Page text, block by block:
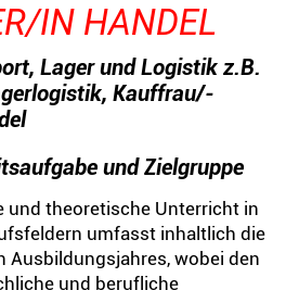
IN HANDEL
Lager und Logistik z.B.
Kauffrau/-
und Zielgruppe
und theoretische Unterricht in
umfasst inhaltlich die
Ausbildungsjahres, wobei den
und berufliche